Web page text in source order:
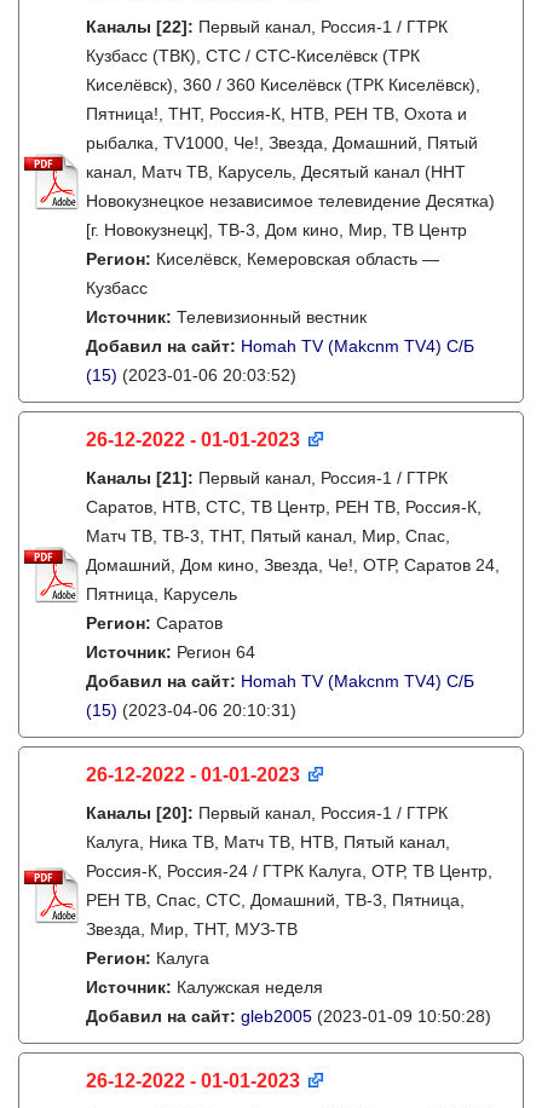
Каналы [22]: Первый канал, Россия-1 / ГТРК
Кузбасс (ТВК), СТС / СТС-Киселёвск (ТРК
Киселёвск), 360 / 360 Киселёвск (ТРК Киселёвск),
Пятница!, ТНТ, Россия-К, НТВ, РЕН ТВ, Охота и
рыбалка, TV1000, Че!, Звезда, Домашний, Пятый
канал, Матч ТВ, Карусель, Десятый канал (ННТ
Новокузнецкое независимое телевидение Десятка)
[г. Новокузнецк], ТВ-3, Дом кино, Мир, ТВ Центр
Регион: Киселёвск, Кемеровская область —
Кузбасс
Источник: Телевизионный вестник
Добавил на сайт: Homah TV (Makcnm TV4) C/Б
(15) (2023-01-06 20:03:52)
26-12-2022 - 01-01-2023
Каналы [21]: Первый канал, Россия-1 / ГТРК
Саратов, НТВ, СТС, ТВ Центр, РЕН ТВ, Россия-К,
Матч ТВ, ТВ-3, ТНТ, Пятый канал, Мир, Спас,
Домашний, Дом кино, Звезда, Че!, ОТР, Саратов 24,
Пятница, Карусель
Регион: Саратов
Источник: Регион 64
Добавил на сайт: Homah TV (Makcnm TV4) C/Б
(15) (2023-04-06 20:10:31)
26-12-2022 - 01-01-2023
Каналы [20]: Первый канал, Россия-1 / ГТРК
Калуга, Ника ТВ, Матч ТВ, НТВ, Пятый канал,
Россия-К, Россия-24 / ГТРК Калуга, ОТР, ТВ Центр,
РЕН ТВ, Спас, СТС, Домашний, ТВ-3, Пятница,
Звезда, Мир, ТНТ, МУЗ-ТВ
Регион: Калуга
Источник: Калужская неделя
Добавил на сайт: gleb2005 (2023-01-09 10:50:28)
26-12-2022 - 01-01-2023